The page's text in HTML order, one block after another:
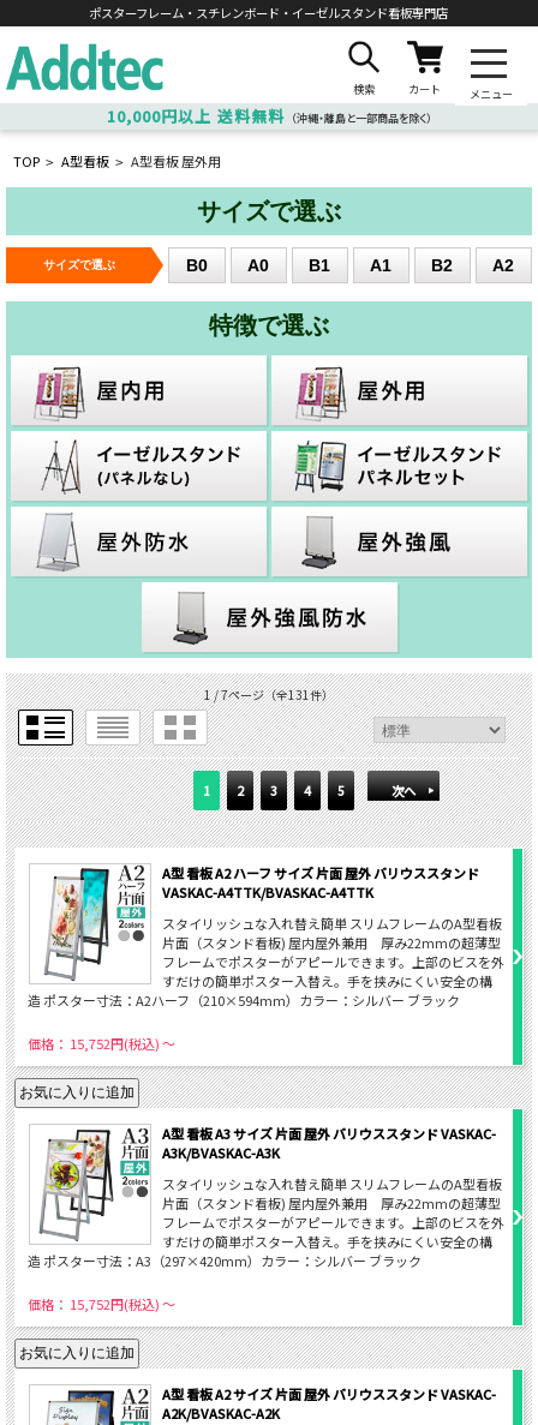
ポスターフレーム・スチレンボード・ イーゼルスタンド看板専門店
検索 カート メニュー
10,000円以上 送料無料 （沖縄・離島と一部商品を除く）
TOP > A型看板 > A型看板 屋外用
1 / 7ページ（全131件）
1 2 3 4 5 次へ
A型 看板 A2 ハーフ サイズ 片面 屋外 バリウススタンド
VASKAC-A4TTK/BVASKAC-A4TTK
スタイリッシュな入れ替え簡単 スリムフレームのA型看板
片面（スタンド看板) 屋内屋外兼用 厚み22mmの超薄型
フレームでポスターがアピールできます。上部のビスを外
すだけの簡単ポスター入替え。手を挟みにくい安全の構
造 ポスター寸法：A2ハーフ（210×594mm）カラー：シルバー ブラック
価格： 15,752円(税込)～
A型 看板 A3 サイズ 片面 屋外 バリウススタンド VASKAC-
A3K/BVASKAC-A3K
スタイリッシュな入れ替え簡単 スリムフレームのA型看板
片面（スタンド看板) 屋内屋外兼用 厚み22mmの超薄型
フレームでポスターがアピールできます。上部のビスを外
すだけの簡単ポスター入替え。手を挟みにくい安全の構
造 ポスター寸法：A3（297×420mm）カラー：シルバー ブラック
価格： 15,752円(税込)～
A型 看板 A2 サイズ 片面 屋外 バリウススタンド VASKAC-
A2K/BVASKAC-A2K